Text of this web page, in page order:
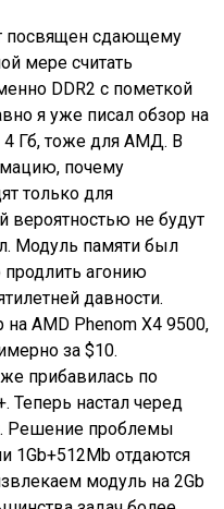
посвящен сдающему
мере считать
DDR2 с пометкой
я уже писал обзор на
4 Гб, тоже для АМД. В
почему
только для
не будут
Модуль памяти был
продлить агонию
давности.
AMD Phenom X4 9500,
за $10.
прибавилась по
Теперь настал черед
Решение проблемы
1Gb+512Mb отдаются
модуль на 2Gb